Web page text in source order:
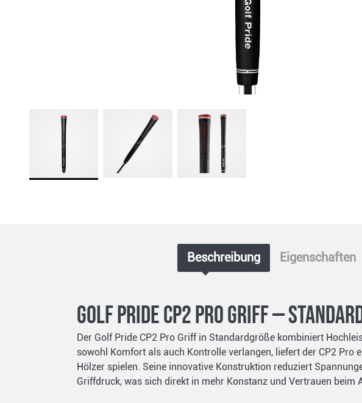
Beschreibung Eigenschaften
Golf Pride CP2 Pro Griff —
Der Golf Pride CP2 Pro Griff in Standardgröße kombiniert
sowohl Komfort als auch Kontrolle verlangen, liefert der CP2 Pro
Hölzer spielen. Seine innovative Konstruktion reduziert
Griffdruck, was sich direkt in mehr Konstanz und Vertrauen beim